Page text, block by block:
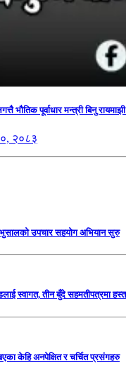
भौतिक पूर्वाधार मन्त्री बिनु
२०८३
भुसालकाे उपचार सहयोग अभियान सुरु
स्वागत, तीन बुँदे सहमतीपत्रमा
केहि अनपेक्षित र चर्चित प्रसंगहरु